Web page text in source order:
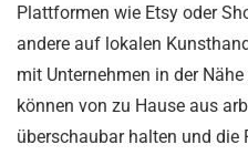
Plattformen wie Etsy oder
andere auf lokalen
mit Unternehmen in der
können von zu Hause aus
überschaubar halten und